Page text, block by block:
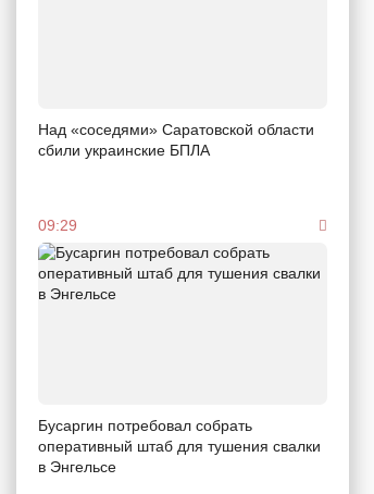
Над «соседями» Саратовской области
сбили украинские БПЛА
09:29
Бусаргин потребовал собрать
оперативный штаб для тушения свалки
в Энгельсе